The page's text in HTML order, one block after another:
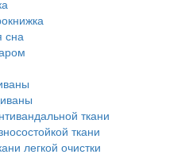
сна
ткани
ткани
легкой очистки